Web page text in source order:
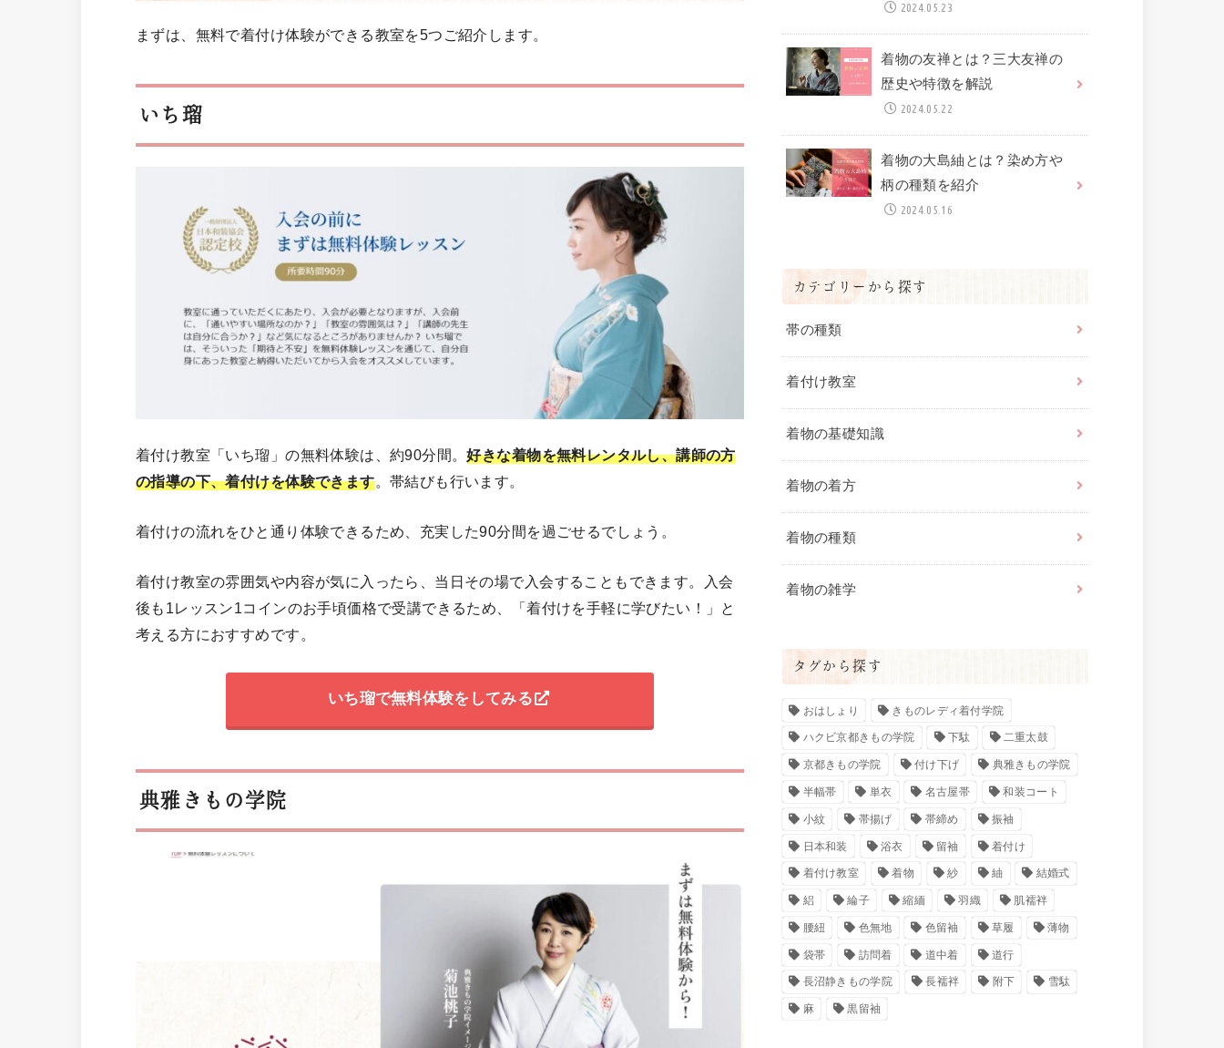
まずは、無料で着付け体験ができる教室を5つご紹介します。
いち瑠
着付け教室「いち瑠」の無料体験は、約90分間。好きな着物を無料レンタルし、講師の方
の指導の下、着付けを体験できます。帯結びも行います。
着付けの流れをひと通り体験できるため、充実した90分間を過ごせるでしょう。
着付け教室の雰囲気や内容が気に入ったら、当日その場で入会することもできます。入会
後も1レッスン1コインのお手頃価格で受講できるため、「着付けを手軽に学びたい！」と
考える方におすすめです。
いち瑠で無料体験をしてみる
典雅きもの学院
2024.05.23
着物の友禅とは？三大友禅の
歴史や特徴を解説
2024.05.22
着物の大島紬とは？染め方や
柄の種類を紹介
2024.05.16
カテゴリーから探す
帯の種類
着付け教室
着物の基礎知識
着物の着方
着物の種類
着物の雑学
タグから探す
おはしょり きものレディ着付学院
ハクビ京都きもの学院 下駄 二重太鼓
京都きもの学院 付け下げ 典雅きもの学院
半幅帯 単衣 名古屋帯 和装コート
小紋 帯揚げ 帯締め 振袖
日本和装 浴衣 留袖 着付け
着付け教室 着物 紗 紬 結婚式
絽 綸子 縮緬 羽織 肌襦袢
腰紐 色無地 色留袖 草履 薄物
袋帯 訪問着 道中着 道行
長沼静きもの学院 長襦袢 附下 雪駄
麻 黒留袖